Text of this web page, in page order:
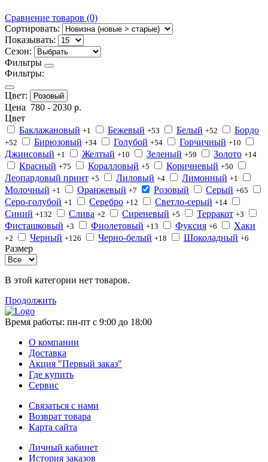
Сравнение товаров (0)
Сортировать:
Показывать:
Сезон:
Фильтры
Фильтры:
Цвет: Розовый
Цена 780 - 2030 р.
Цвет
Баклажановый +1 Бежевый +53 Белый +52 Бордо
+52 Бирюзовый +34 Голубой +54 Горчичный +10
Джинсовый +1 Желтый +10 Зеленый +59 Золото +14
Красный +75 Коралловый +5 Коричневый +50
Леопардовый принт +5 Лиловый +4 Лимонный +1
Молочный +1 Оранжевый +7 Розовый Серый +65
Серо-голубой +1 Серебро +12 Светло-серый +14
Синий +132 Слива +2 Сиреневый +5 Терракот +3
Фисташковый +3 Фиолетовый +13 Фуксия +6 Хаки
+2 Черный +126 Черно-белый +18 Шоколадный +6
Размер
В этой категории нет товаров.
Продолжить
Время работы: пн-пт с 9:00 до 18:00
О компании
Доставка
Акция "Первый заказ"
Где купить
Сервис
Связаться с нами
Возврат товара
Карта сайта
Личный кабинет
История заказов